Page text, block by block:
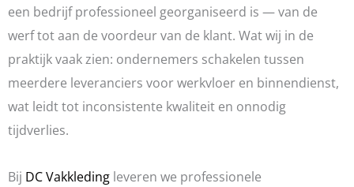
een bedrijf professioneel georganiseerd is — van de
werf tot aan de voordeur van de klant. Wat wij in de
praktijk vaak zien: ondernemers schakelen tussen
meerdere leveranciers voor werkvloer en binnendienst,
wat leidt tot inconsistente kwaliteit en onnodig
tijdverlies.
Bij DC Vakkleding leveren we professionele